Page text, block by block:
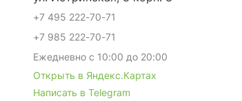
+7 495 222-70-71
+7 985 222-70-71
Ежедневно с 10:00 до 20:00
Открыть в Яндекс.Картах
Написать в Telegram